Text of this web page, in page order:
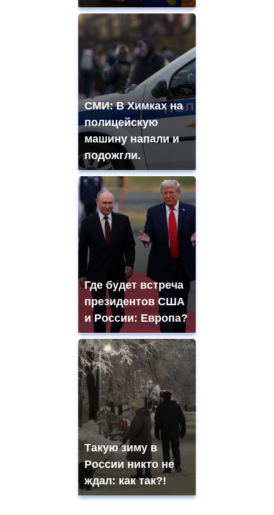
СМИ: В Химках на
полицейскую
машину напали и
подожгли.
Где будет встреча
президентов США
и России: Европа?
Такую зиму в
России никто не
ждал: как так?!